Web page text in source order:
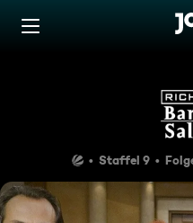
Zum Inhalt springen
Staffel 9